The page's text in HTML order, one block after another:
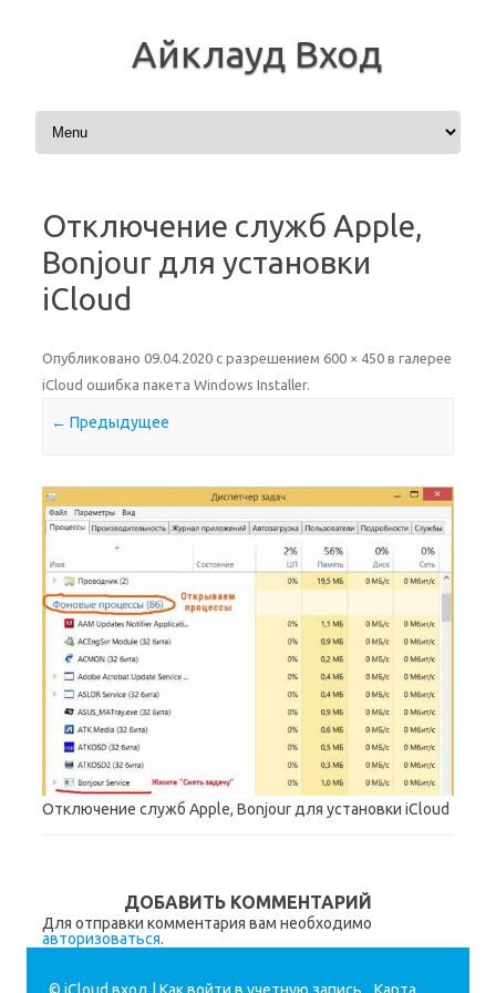
Айклауд Вход
Перейти к содержимому
Отключение служб Apple,
Bonjour для установки
iCloud
Опубликовано 09.04.2020 с разрешением 600 × 450 в галерее
iCloud ошибка пакета Windows Installer.
← Предыдущее
Отключение служб Apple, Bonjour для установки iCloud
ДОБАВИТЬ КОММЕНТАРИЙ
Для отправки комментария вам необходимо
авторизоваться.